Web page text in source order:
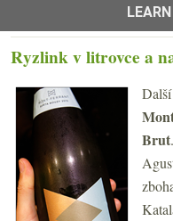
Ryzlink v litrovce a
Brut